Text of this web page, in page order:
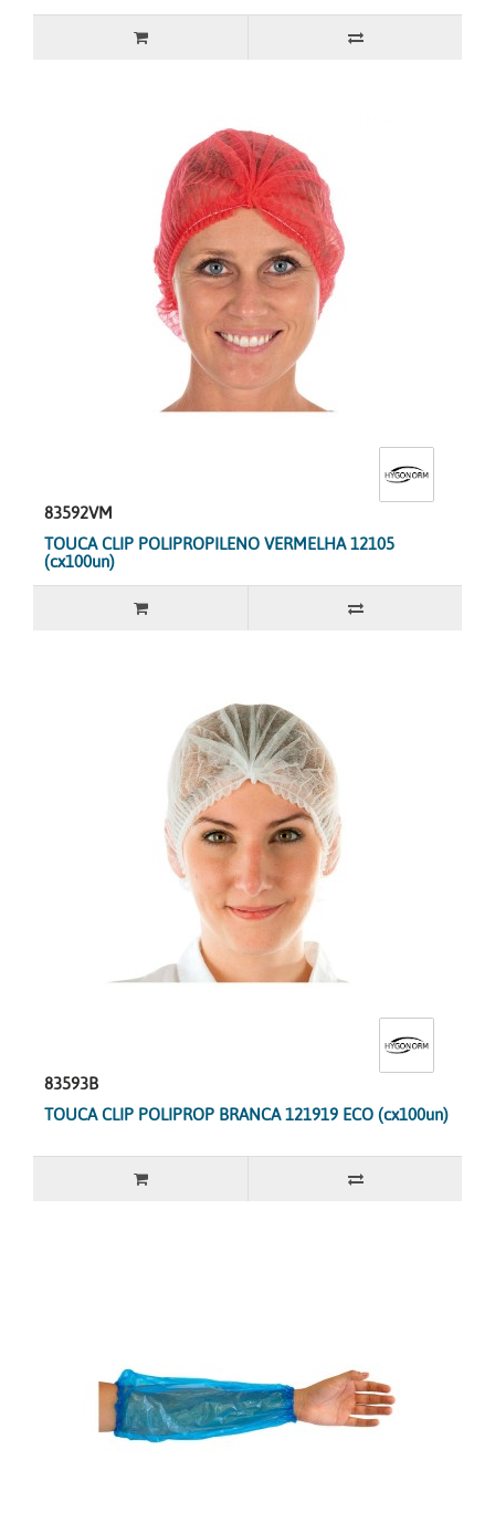
83592VM
TOUCA CLIP POLIPROPILENO VERMELHA 12105
(cx100un)
83593B
TOUCA CLIP POLIPROP BRANCA 121919 ECO (cx100un)